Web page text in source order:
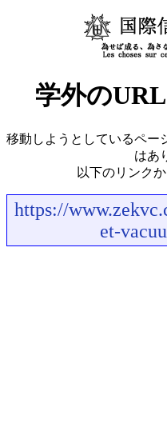
学外の
移動しようとしているペー
はあ
以下のリンク
https://
et-